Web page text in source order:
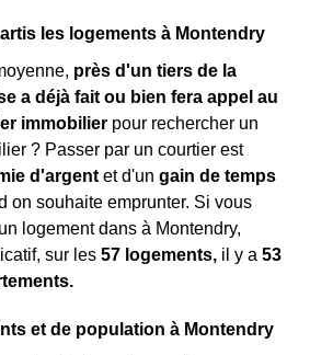
les logements à Montendry
près d'un tiers de la
a déjà fait ou bien fera appel au
immobilier pour rechercher un
? Passer par un courtier est
d'argent et d'un gain de temps
on souhaite emprunter. Si vous
logement dans à Montendry,
sur les 57 logements, il y a 53
et de population à Montendry